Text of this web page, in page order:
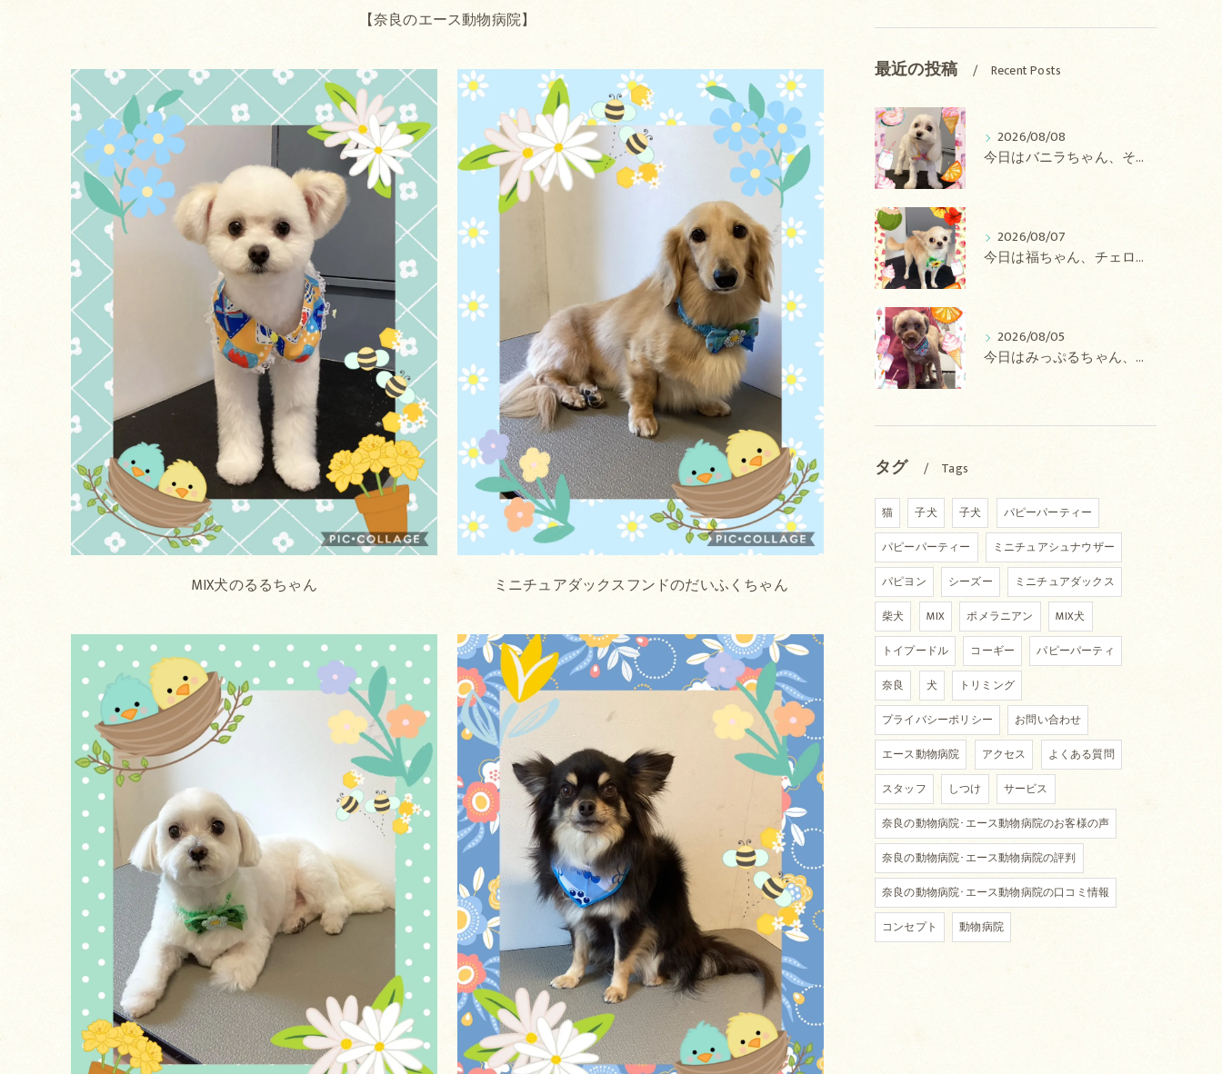
【奈良のエース動物病院】
MIX犬のるるちゃん ミニチュアダックスフンドのだいふくちゃん
最近の投稿 Recent Posts
2026/08/08
今日はバニラちゃん、そるてちゃん、ラテちゃん、バニラちゃん、チョコちゃん、ベリーちゃん、メロンちゃん、もこちゃんのトリミングの紹介です【奈良のエース動物病院】
2026/08/07
今日は福ちゃん、チェロちゃん、ルナちゃん、Royちゃん、アネラちゃん、ポコちゃんのトリミングの紹介です【奈良のエース動物病院】
2026/08/05
今日はみっぷるちゃん、アトムちゃん、こたろうちゃん、ルルちゃん、アンジュちゃん、がぶちゃんのトリミングの紹介です【奈良のエース動物病院】
タグ Tags
猫 子犬 子犬
パピーパーティー
パピーパーティー
ミニチュアシュナウザー
パピヨン
シーズー
ミニチュアダックス
柴犬
MIX ポメラニアン
MIX犬
トイプードル
コーギー
パピーパーティ
奈良
犬
トリミング
プライバシーポリシー
お問い合わせ
エース動物病院
アクセス
よくある質問
スタッフ
しつけ
サービス
奈良の動物病院･エース動物病院のお客様の声
奈良の動物病院･エース動物病院の評判
奈良の動物病院･エース動物病院の口コミ情報
コンセプト
動物病院